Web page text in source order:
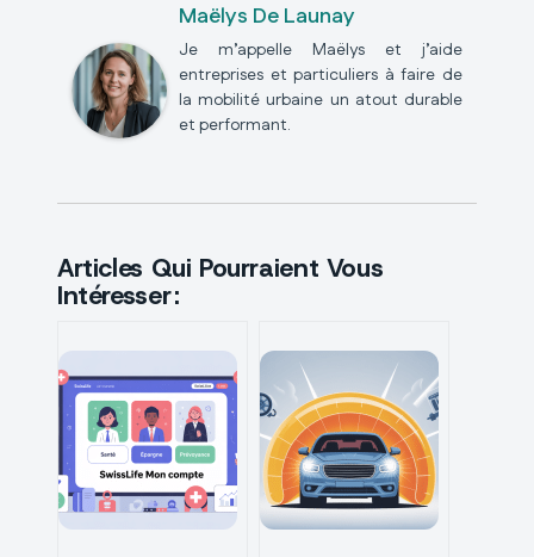
Maëlys De Launay
Je m’appelle Maëlys et j’aide
entreprises et particuliers à faire de
la mobilité urbaine un atout durable
et performant.
Articles Qui Pourraient Vous
Intéresser :